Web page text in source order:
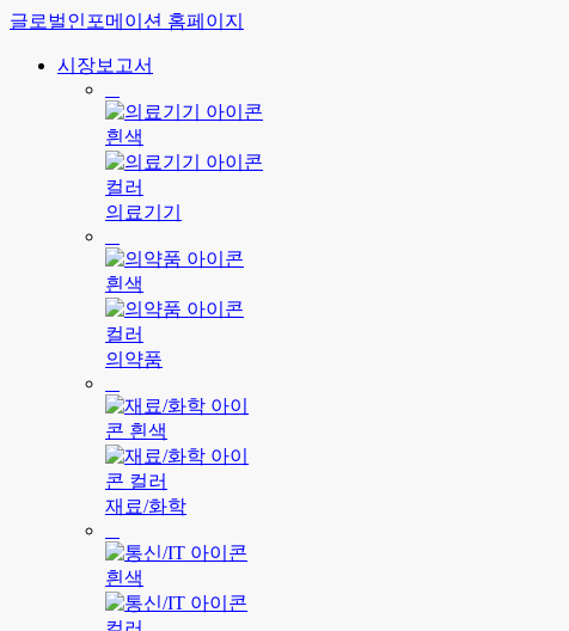
글로벌인포메이션 홈페이지
시장보고서
의료기기
의약품
재료/화학